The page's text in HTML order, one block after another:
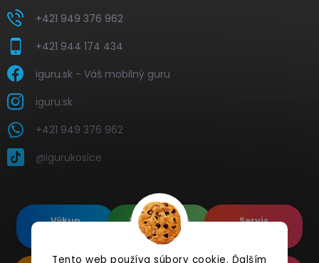
Tento web používa súbory cookie. Ďalším
+421 949 376 962
+421 944 174 434
iguru.sk - Váš mobilný guru
iguru.sk
+421 949 376 962
@igurukosice
Výkup
Renovované
Apple's
Servis